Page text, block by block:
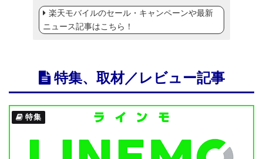
楽天モバイルのセール・キャンペーンや最新
ニュース記事はこちら！
特集、取材／レビュー記事
特集